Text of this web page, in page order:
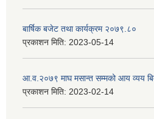
बार्षिक बजेट तथा कार्यक्रम २०७९.८०
प्रकाशन मिति: 2023-05-14
आ.व.२०७९ माघ मसान्त सम्मको आय व्यय
प्रकाशन मिति: 2023-02-14